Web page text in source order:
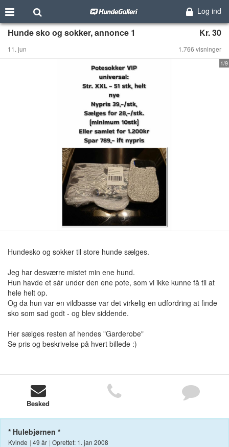
Log ind
Hunde sko og sokker, annonce 1 Kr. 30
11. jun 1.766 visninger
1/9
Hundesko og sokker til store hunde sælges.
Jeg har desværre mistet min ene hund.
Hun havde et sår under den ene pote, som vi ikke kunne få til at
hele helt op.
Og da hun var en vildbasse var det virkelig en udfordring at finde
sko som sad godt - og blev siddende.
Her sælges resten af hendes "Garderobe"
Se pris og beskrivelse på hvert billede :)
Besked
* Hulebjørnen *
Kvinde | 49 år | Oprettet: 1. jan 2008